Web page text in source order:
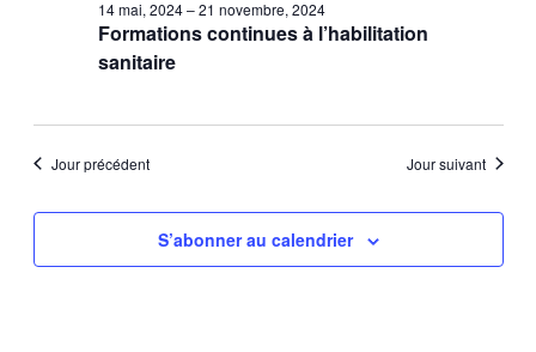
h
e
r
septembre,
2024
de
vues
Formations continues à l’habilitation
sanitaire
14 mai, 2024–21 novembre, 2024
Jour précédent Jour suivant
S’abonner au calendrier